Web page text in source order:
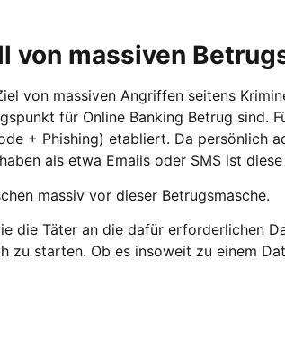
von massiven
von massiven Angriffen seitens
für Online Banking Betrug sind.
+ Phishing) etabliert. Da persönlich
als etwa Emails oder SMS ist
massiv vor dieser Betrugsmasche.
die Täter an die dafür erforderlichen
zu starten. Ob es insoweit zu einem